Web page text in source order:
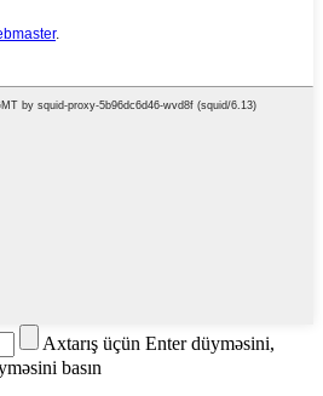
Axtarış üçün Enter düyməsini,
basın